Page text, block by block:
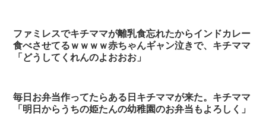
ファミレスでキチママが離乳食忘れたからインドカレー
食べさせてるｗｗｗｗ赤ちゃんギャン泣きで、キチママ
「どうしてくれんのよおおお」
毎日お弁当作ってたらある日キチママが来た。キチママ
「明日からうちの姫たんの幼稚園のお弁当もよろしく」